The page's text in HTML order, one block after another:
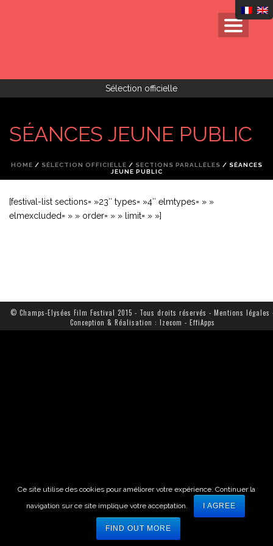
Sélection officielle
SÉANCES JEUNE PUBLIC
HOME / SÉLECTION OFFICIELLE / SECTIONS PARALLÈLES / SÉANCES
JEUNE PUBLIC
[festival-list sections= »23″ types= »4″ elmtypes= » »
elmexcluded= » » order= » » limit= » »]
© Champs-Elysées Film Festival 2015 - Tous droits réservés - Mentions légales
Conception & Réalisation : Izecom - EffiApps
Ce site utilise des cookies pour améliorer votre expérience. Continuer la
navigation sur ce site implique votre acceptation.
I AGREE
FIND OUT MORE